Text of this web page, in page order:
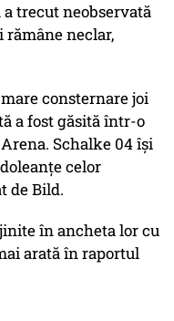
trecut neobservată
rămâne neclar,
consternare joi
a fost găsită într-o
Schalke 04 își
celor
de Bild.
în ancheta lor cu
arată în raportul